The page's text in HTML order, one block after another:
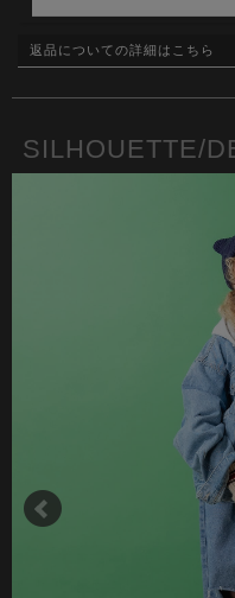
返品についての詳細はこちら
SILHOUETTE/